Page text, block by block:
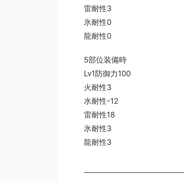
雷耐性3
氷耐性0
龍耐性0
5部位装備時
Lv1防御力100
火耐性3
水耐性-12
雷耐性18
氷耐性3
龍耐性3